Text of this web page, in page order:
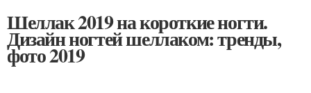
Шеллак 2019 на короткие ногти.
Дизайн ногтей шеллаком: тренды,
фото 2019